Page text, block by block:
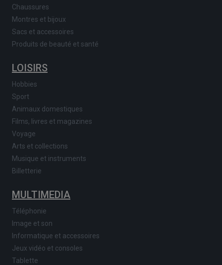
Chaussures
Montres et bijoux
Sacs et accessoires
Produits de beauté et santé
LOISIRS
Hobbies
Sport
Animaux domestiques
Films, livres et magazines
Voyage
Arts et collections
Musique et instruments
Billetterie
MULTIMEDIA
Téléphonie
Image et son
Informatique et accessoires
Jeux vidéo et consoles
Tablette